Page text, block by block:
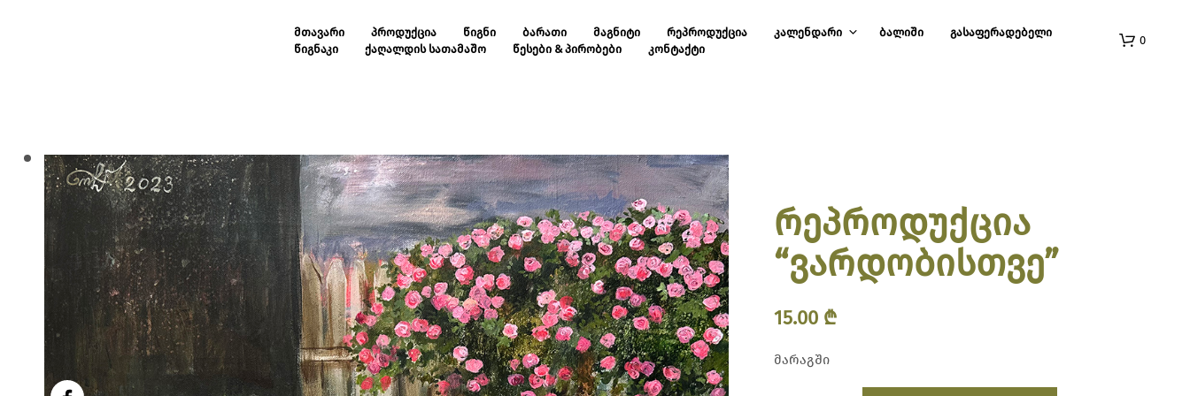
ᲛᲗᲐᲕᲐᲠᲘ ᲞᲠᲝᲓᲣᲥᲪᲘᲐ ᲬᲘᲒᲜᲘ ᲑᲐᲠᲐᲗᲘ ᲛᲐᲒᲜᲘᲢᲘ ᲠᲔᲞᲠᲝᲓᲣᲥᲪᲘᲐ ᲙᲐᲚᲔᲜᲓᲐᲠᲘ ᲑᲐᲚᲘᲨᲘ
ᲒᲐᲡᲐᲤᲔᲠᲐᲓᲔᲑᲔᲚᲘ
ᲬᲘᲒᲜᲐᲙᲘ
ᲥᲐᲦᲐᲚᲓᲘᲡ ᲡᲐᲗᲐᲛᲐᲨᲝ ᲬᲔᲡᲔᲑᲘ & ᲞᲘᲠᲝᲑᲔᲑᲘ ᲙᲝᲜᲢᲐᲥᲢᲘ
0
რეპროდუქცია
“ვარდობისთვე”
15.00 ₾
მარაგში